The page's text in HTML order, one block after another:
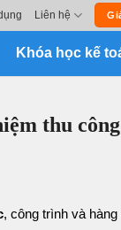
Liên hệ
Khóa học kế
thu
, công trình và